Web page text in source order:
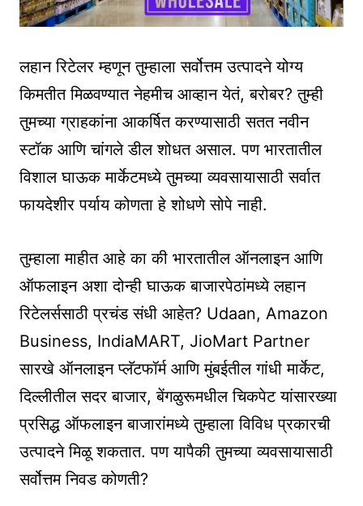
लहान रिटेलर म्हणून तुम्हाला सर्वोत्तम उत्पादने योग्य
किमतीत मिळवण्यात नेहमीच आव्हान येतं, बरोबर? तुम्ही
तुमच्या ग्राहकांना आकर्षित करण्यासाठी सतत नवीन
स्टॉक आणि चांगले डील शोधत असाल. पण भारतातील
विशाल घाऊक मार्केटमध्ये तुमच्या व्यवसायासाठी सर्वात
फायदेशीर पर्याय कोणता हे शोधणे सोपे नाही.
तुम्हाला माहीत आहे का की भारतातील ऑनलाइन आणि
ऑफलाइन अशा दोन्ही घाऊक बाजारपेठांमध्ये लहान
रिटेलर्ससाठी प्रचंड संधी आहेत? Udaan, Amazon
Business, IndiaMART, JioMart Partner
सारखे ऑनलाइन प्लॅटफॉर्म आणि मुंबईतील गांधी मार्केट,
दिल्लीतील सदर बाजार, बेंगळुरूमधील चिकपेट यांसारख्या
प्रसिद्ध ऑफलाइन बाजारांमध्ये तुम्हाला विविध प्रकारची
उत्पादने मिळू शकतात. पण यापैकी तुमच्या व्यवसायासाठी
सर्वोत्तम निवड कोणती?